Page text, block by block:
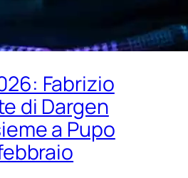
Fabrizio
di Dargen
a Pupo